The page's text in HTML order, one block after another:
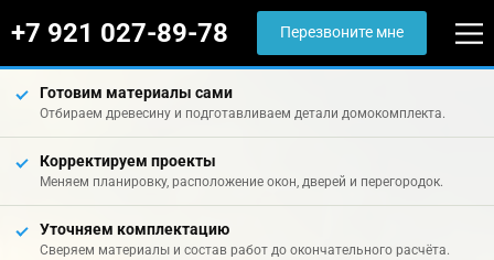
+7 921 027-89-78 Перезвоните мне
Готовим материалы сами
Отбираем древесину и подготавливаем детали домокомплекта.
Корректируем проекты
Меняем планировку, расположение окон, дверей и перегородок.
Уточняем комплектацию
Сверяем материалы и состав работ до окончательного расчёта.